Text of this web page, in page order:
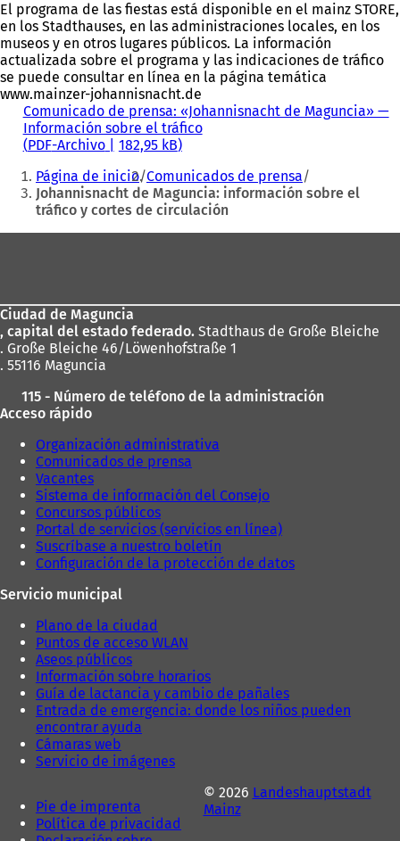
El programa de las fiestas está disponible en el mainz STORE,
en los Stadthauses, en las administraciones locales, en los
museos y en otros lugares públicos. La información
actualizada sobre el programa y las indicaciones de tráfico
se puede consultar en línea en la página temática
www.mainzer-johannisnacht.de
Comunicado de prensa: «Johannisnacht de Maguncia» —
Información sobre el tráfico
PDF-Archivo 182,95 kB
Estás
aquí:
Página de inicio Comunicados de prensa
Johannisnacht de Maguncia: información sobre el
tráfico y cortes de circulación
pies
Ciudad de Maguncia
, capital del estado federado. Stadthaus de Große Bleiche
. Große Bleiche 46/Löwenhofstraße 1
. 55116 Maguncia
115 - Número de teléfono de la administración
Acceso rápido
Organización administrativa
Comunicados de prensa
Vacantes
Sistema de información del Consejo
Concursos públicos
Portal de servicios (servicios en línea)
Suscríbase a nuestro boletín
Configuración de la protección de datos
Servicio municipal
Plano de la ciudad
Puntos de acceso WLAN
Aseos públicos
Información sobre horarios
Guía de lactancia y cambio de pañales
Entrada de emergencia: donde los niños pueden
encontrar ayuda
Cámaras web
Servicio de imágenes
Pie de imprenta
Política de privacidad
© 2026 Landeshauptstadt
Mainz